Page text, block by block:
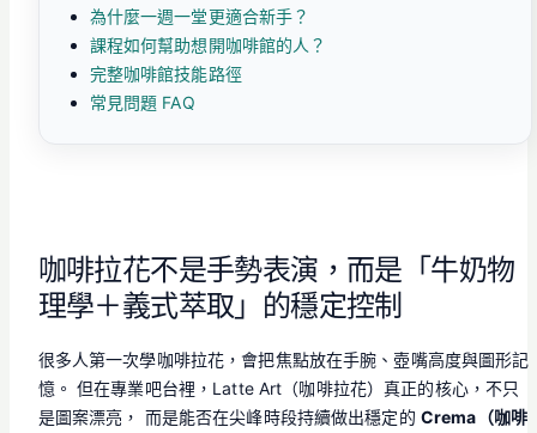
為什麼一週一堂更適合新手？
課程如何幫助想開咖啡館的人？
完整咖啡館技能路徑
常見問題 FAQ
咖啡拉花不是手勢表演，而是「牛奶物
理學＋義式萃取」的穩定控制
很多人第一次學咖啡拉花，會把焦點放在手腕、壺嘴高度與圖形記
憶。 但在專業吧台裡，Latte Art（咖啡拉花）真正的核心，不只
是圖案漂亮， 而是能否在尖峰時段持續做出穩定的 Crema（咖啡